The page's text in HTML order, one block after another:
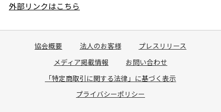
外部リンクはこちら
協会概要 法人のお客様
プレスリリース
メディア掲載情報
お問い合わせ
「特定商取引に関する法律」に基づく表示
プライバシーポリシー